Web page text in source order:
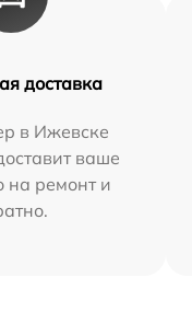
доставка
в Ижевске
ваше
на ремонт и